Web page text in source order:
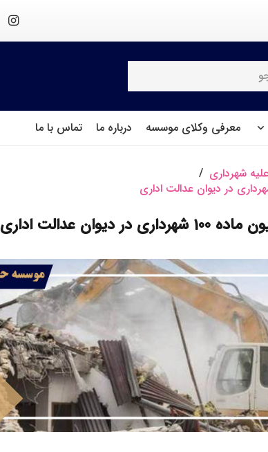
معرفی وکلای موسسه درباره ما تماس با ما
شهرداری /
عدالت اداری